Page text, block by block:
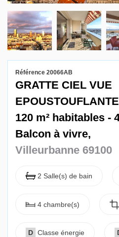
Référence 20066AB
GRATTE CIEL VUE
120 m² habitables -
Balcon à vivre,
Villeurbanne 69100
2 Salle(s) de bain
4 chambre(s)
D Classe énergie